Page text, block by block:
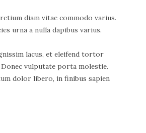
diam vitae commodo varius.
urna a nulla dapibus varius.
lacus, et eleifend tortor
vulputate porta molestie.
dolor libero, in finibus sapien